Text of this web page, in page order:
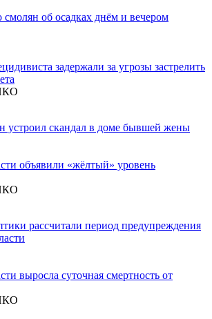
об осадках днём и вечером
задержали за угрозы застрелить
устроил скандал в доме бывшей жены
объявили «жёлтый» уровень
рассчитали период предупреждения
выросла суточная смертность от